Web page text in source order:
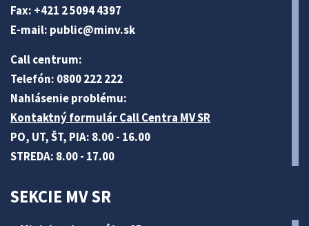
Fax: +421 2 5094 4397
E-mail: public@minv.sk
Call centrum:
Telefón: 0800 222 222
Nahlásenie problému:
Kontaktný formulár Call Centra MV SR
PO, UT, ŠT, PIA: 8.00 - 16.00
STREDA: 8.00 - 17.00
SEKCIE MV SR